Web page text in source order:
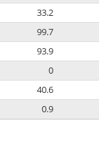
33.2
99.7
93.9
0
40.6
0.9